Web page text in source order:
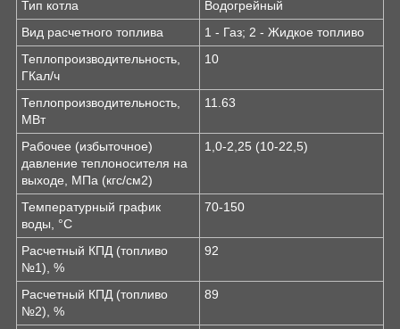
Тип котла
Водогрейный
Вид расчетного топлива
1 - Газ; 2 - Жидкое топливо
Теплопроизводительность,
ГКал/ч
10
Теплопроизводительность,
МВт
11.63
Рабочее (избыточное)
давление теплоносителя на
выходе, МПа (кгс/см2)
1,0-2,25 (10-22,5)
Температурный график
воды, °С
70-150
Расчетный КПД (топливо
№1), %
92
Расчетный КПД (топливо
№2), %
89